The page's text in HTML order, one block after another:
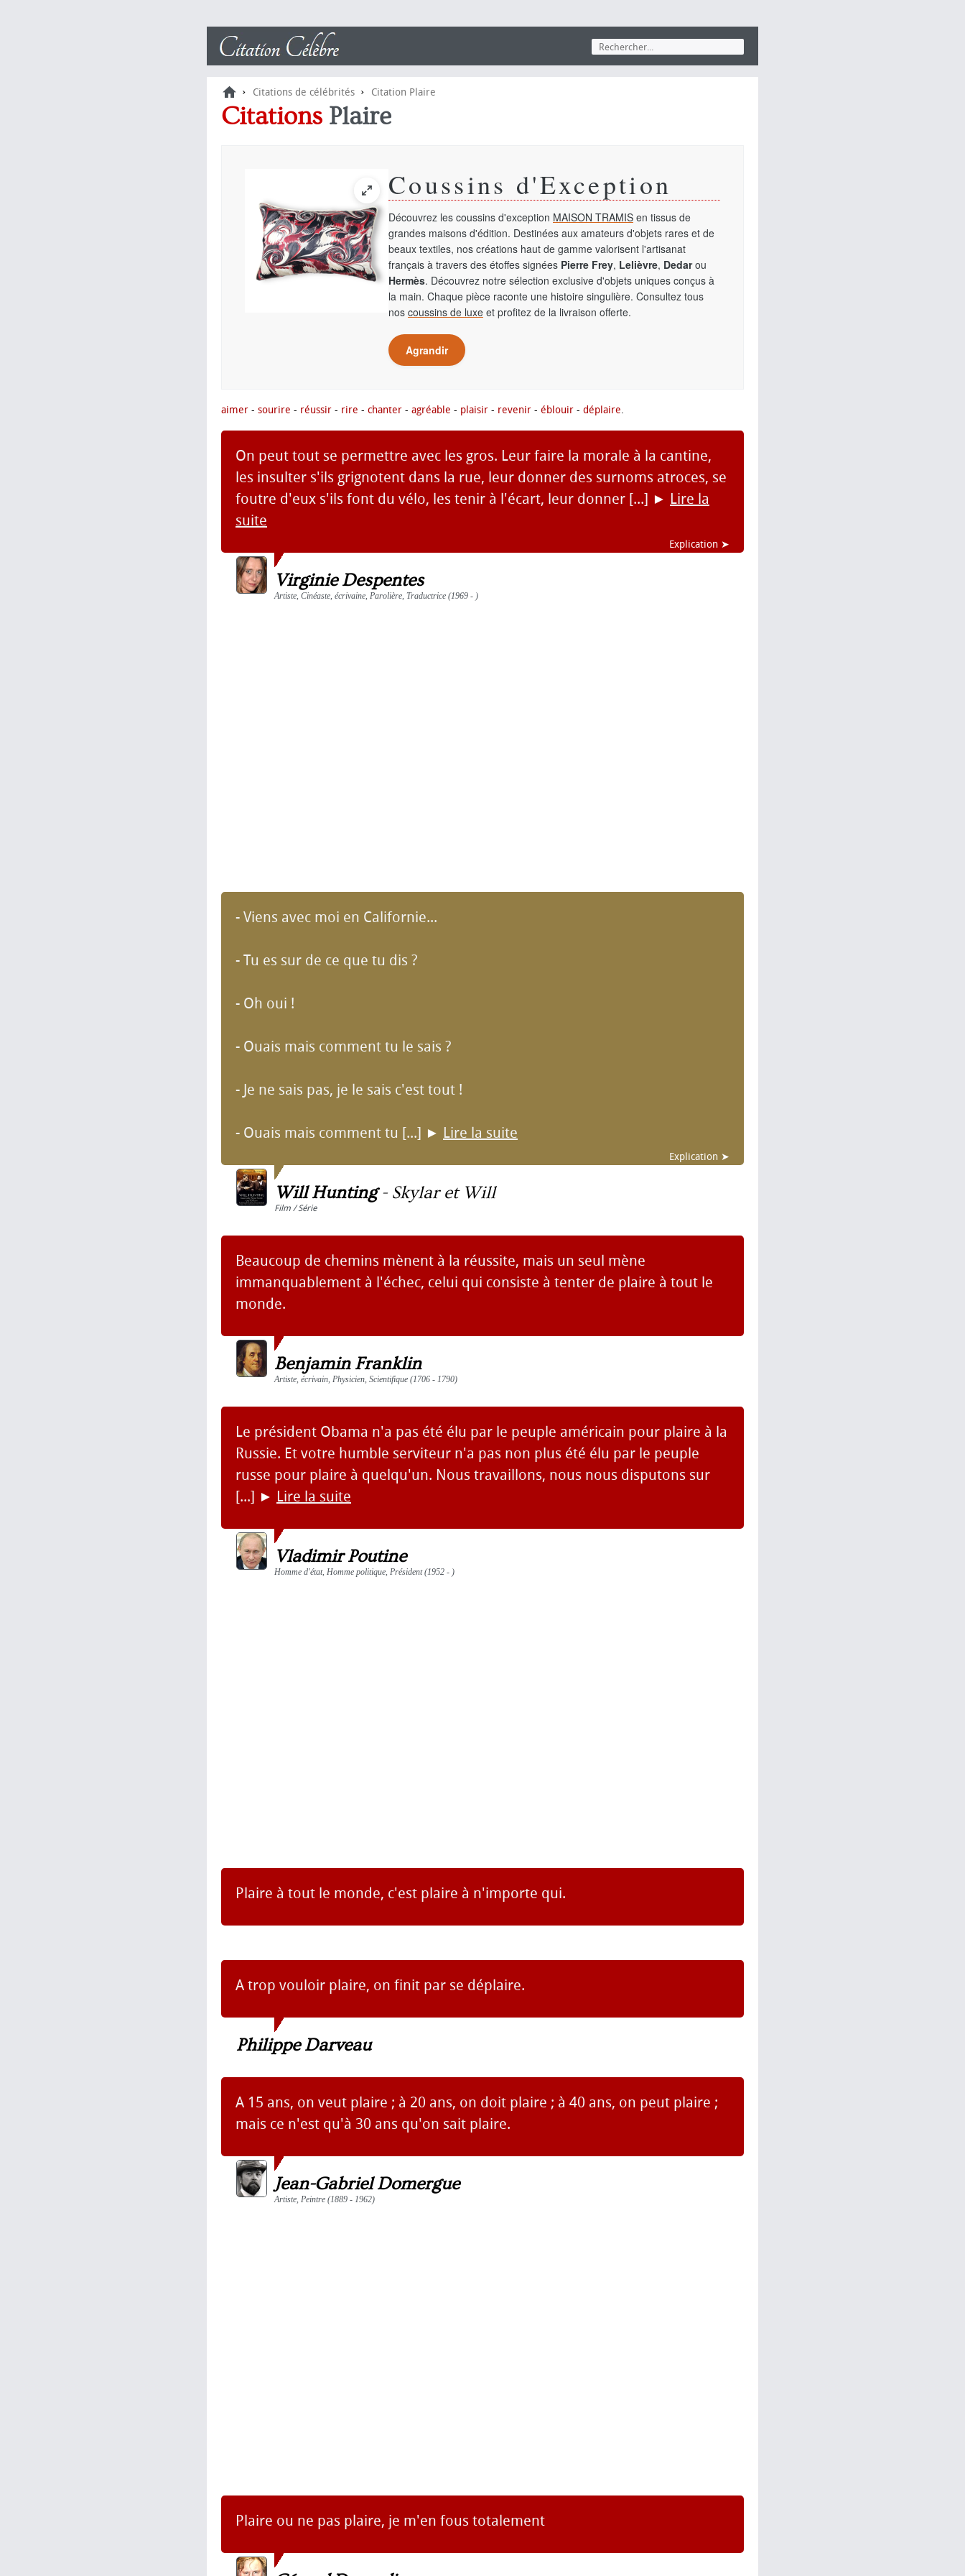
› Citations de célébrités › Citation Plaire
Citations Plaire
Coussins d'Exception
Découvrez les coussins d'exception MAISON TRAMIS en tissus de
grandes maisons d'édition. Destinées aux amateurs d'objets rares et de
beaux textiles, nos créations haut de gamme valorisent l'artisanat
français à travers des étoffes signées Pierre Frey, Lelièvre, Dedarou
Hermès. Découvrez notre sélection exclusive d'objets uniques conçus à
la main. Chaque pièce raconte une histoire singulière. Consultez tous
nos coussins de luxe et profitez de la livraison offerte.
Agrandir
aimer - sourire - réussir - rire - chanter - agréable - plaisir - revenir - éblouir - déplaire.
On peut tout se permettre avec les gros. Leur faire la morale à la cantine,
les insulter s'ils grignotent dans la rue, leur donner des surnoms atroces, se
foutre d'eux s'ils font du vélo, les tenir à l'écart, leur donner [...] ► Lire la
suite
Explication ➤
Virginie Despentes
Artiste, Cinéaste, écrivaine, Parolière, Traductrice (1969 - )
- Viens avec moi en Californie...
- Tu es sur de ce que tu dis ?
- Oh oui !
- Ouais mais comment tu le sais ?
- Je ne sais pas, je le sais c'est tout !
- Ouais mais comment tu [...] ► Lire la suite
Explication ➤
Will Hunting- Skylar et Will
Film / Série
Beaucoup de chemins mènent à la réussite, mais un seul mène
immanquablement à l'échec, celui qui consiste à tenter de plaire à tout le
monde.
Benjamin Franklin
Artiste, écrivain, Physicien, Scientifique (1706 - 1790)
Le président Obama n'a pas été élu par le peuple américain pour plaire à la
Russie. Et votre humble serviteur n'a pas non plus été élu par le peuple
russe pour plaire à quelqu'un. Nous travaillons, nous nous disputons sur
[...] ► Lire la suite
Vladimir Poutine
Homme d'état, Homme politique, Président (1952 - )
Plaire à tout le monde, c'est plaire à n'importe qui.
A trop vouloir plaire, on finit par se déplaire.
Philippe Darveau
A 15 ans, on veut plaire ; à 20 ans, on doit plaire ; à 40 ans, on peut plaire ;
mais ce n'est qu'à 30 ans qu'on sait plaire.
Jean-Gabriel Domergue
Artiste, Peintre (1889 - 1962)
Plaire ou ne pas plaire, je m'en fous totalement